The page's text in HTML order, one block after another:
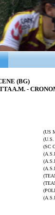
(BG)
A.M. -
(US
(U.S.
(SC